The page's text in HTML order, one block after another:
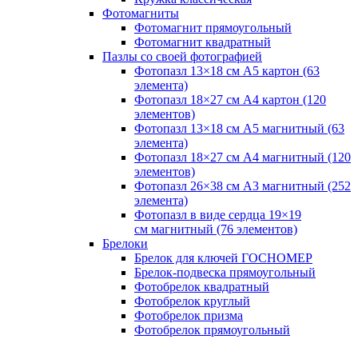
Фотомагниты
Фотомагнит прямоугольный
Фотомагнит квадратный
Пазлы со своей фотографией
Фотопазл 13×18 см А5 картон (63
элемента)
Фотопазл 18×27 см А4 картон (120
элементов)
Фотопазл 13×18 см А5 магнитный (63
элемента)
Фотопазл 18×27 см А4 магнитный (120
элементов)
Фотопазл 26×38 см А3 магнитный (252
элемента)
Фотопазл в виде сердца 19×19
см магнитный (76 элементов)
Брелоки
Брелок для ключей ГОСНОМЕР
Брелок-подвеска прямоугольный
Фотобрелок квадратный
Фотобрелок круглый
Фотобрелок призма
Фотобрелок прямоугольный